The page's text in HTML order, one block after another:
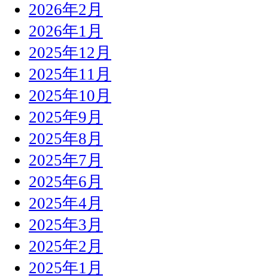
2026年2月
2026年1月
2025年12月
2025年11月
2025年10月
2025年9月
2025年8月
2025年7月
2025年6月
2025年4月
2025年3月
2025年2月
2025年1月